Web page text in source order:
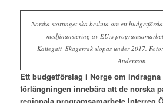
Norska stortinget ska besluta om ett
medfinansiering av EU:s
Kattegatt_Skagerrak slopas under 2017.
Andersson
Ett budgetförslag i Norge om indragna
förlängningen innebära att de norska